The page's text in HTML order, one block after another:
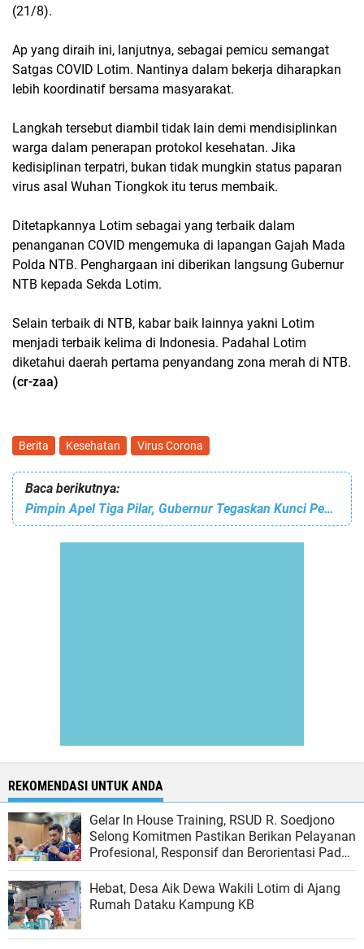
(21/8).
Ap yang diraih ini, lanjutnya, sebagai pemicu semangat
Satgas COVID Lotim. Nantinya dalam bekerja diharapkan
lebih koordinatif bersama masyarakat.
Langkah tersebut diambil tidak lain demi mendisiplinkan
warga dalam penerapan protokol kesehatan. Jika
kedisiplinan terpatri, bukan tidak mungkin status paparan
virus asal Wuhan Tiongkok itu terus membaik.
Ditetapkannya Lotim sebagai yang terbaik dalam
penanganan COVID mengemuka di lapangan Gajah Mada
Polda NTB. Penghargaan ini diberikan langsung Gubernur
NTB kepada Sekda Lotim.
Selain terbaik di NTB, kabar baik lainnya yakni Lotim
menjadi terbaik kelima di Indonesia. Padahal Lotim
diketahui daerah pertama penyandang zona merah di NTB.
(cr-zaa)
Berita Kesehatan Virus Corona
Baca berikutnya:
Pimpin Apel Tiga Pilar, Gubernur Tegaskan Kunci Penanganan Covid-19
REKOMENDASI UNTUK ANDA
Gelar In House Training, RSUD R. Soedjono
Selong Komitmen Pastikan Berikan Pelayanan
Profesional, Responsif dan Berorientasi Pada
Kepuasan Masyarakat
Hebat, Desa Aik Dewa Wakili Lotim di Ajang
Rumah Dataku Kampung KB